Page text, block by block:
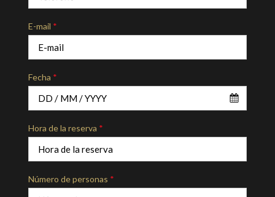
E-mail *
Fecha *
Hora de la reserva *
Número de personas *